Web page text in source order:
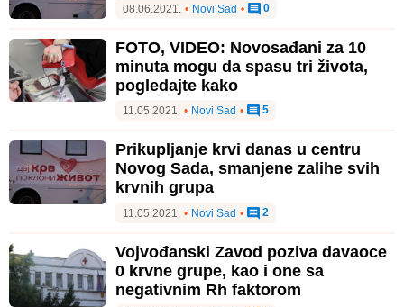
08.06.2021. • Novi Sad • 0
FOTO, VIDEO: Novosađani za 10
minuta mogu da spasu tri života,
pogledajte kako
11.05.2021. • Novi Sad • 5
Prikupljanje krvi danas u centru
Novog Sada, smanjene zalihe svih
krvnih grupa
11.05.2021. • Novi Sad • 2
Vojvođanski Zavod poziva davaoce
0 krvne grupe, kao i one sa
negativnim Rh faktorom